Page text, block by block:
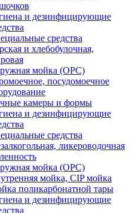
и дезинфицирующие
средства
и хлебобулочная,
мойка (ОРС)
посудомоечное
камеры и формы
и дезинфицирующие
средства
ликероводочная
мойка (ОРС)
мойка, CIP мойка
поликарбонатной тары
и дезинфицирующие